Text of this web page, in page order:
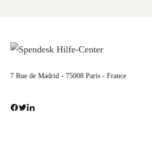
7 Rue de Madrid - 75008 Paris - France